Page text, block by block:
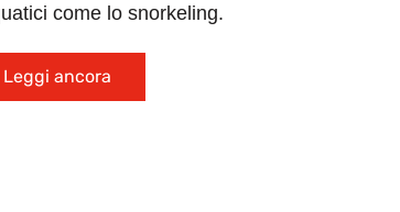
come lo snorkeling.
Leggi ancora